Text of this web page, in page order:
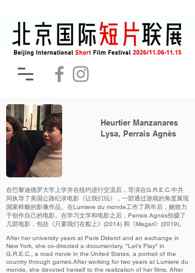
Heurtier Manzanares
Lysa, Perrais Agnès
在巴黎迪德罗大学上学并在纽约进行交流后，导演在G.R.E.C.中共
同执导了美国公路纪录电影《让我们玩》，一部通过游戏的角度展现
国家样貌的影像作品。在Lumiere du monde工作了两年后，她致力
于创作自己的电影。在学习文学和电影之后，Perrais Agnès拍摄了
几部电影，包括《只要我们在船上》(2014) 和《Magari》(2019)。
After her university years at Paris Diderot and an exchange in
New York, she co-directed a documentary, "Let's Play" in
G.R.E.C., a road movie in the United States, a portrait of the
country through games.After working for two years at Lumiere du
monde, she devoted herself to the realization of her films. After